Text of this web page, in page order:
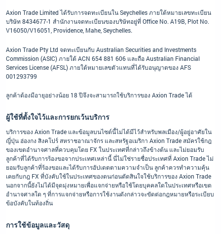
Axion Trade Limited ได้รับการจดทะเบียนใน Seychelles ภายใต้หมายเลขทะเบียน
บริษัท 8434677-1 สำนักงานจดทะเบียนของบริษัทอยู่ที่Office No. A19B, Plot No.
V16050/V16051, Providence, Mahe, Seychelles.
Axion Trade Pty Ltd จดทะเบียนกับ Australian Securities and Investments
Commission (ASIC) ภายใต้ ACN 654 881 606 และถือ Australian Financial
Services License (AFSL) ภายใต้หมายเลขตัวแทนที่ได้รับอนุญาตของ AFS
001293799
ลูกค้าต้องมีอายุอย่างน้อย 18 ปีจึงจะสามารถใช้บริการของ Axion Trade ได้
ผู้ใช้ที่ตั้งใจไว้และการยกเว้นบริการ
บริการของ Axion Trade และข้อมูลบนไซต์นี้ไม่ได้มีไว้สำหรับพลเมือง/ผู้อยู่อาศัยใน
ญี่ปุ่น ฮ่องกง สิงคโปร์ สหราชอาณาจักร และสหรัฐอเมริกา Axion Trade สมัครใช้กฎ
ของเขตอำนาจศาลที่ควบคุมโดย FX ในประเทศที่กล่าวถึงข้างต้น และไม่ยอมรับ
ลูกค้าที่ได้รับการร้องขอจากประเทศเหล่านี้ นี่ไม่ใช่รายชื่อประเทศที่ Axion Trade ไม่
ยอมรับลูกค้าที่ร้องขอและได้รับการอัปเดตตามความจำเป็น ลูกค้าควรทำความคุ้น
เคยกับกฎ FX ที่บังคับใช้ในประเทศของตนก่อนตัดสินใจใช้บริการของ Axion Trade
นอกจากนี้ยังไม่ได้มีจุดมุ่งหมายเพื่อแจกจ่ายหรือใช้โดยบุคคลใดในประเทศหรือเขต
อำนาจศาลใด ๆ ที่การแจกจ่ายหรือการใช้งานดังกล่าวจะขัดต่อกฎหมายหรือระเบียบ
ข้อบังคับในท้องถิ่น
การใช้ข้อมูลและวัสดุ